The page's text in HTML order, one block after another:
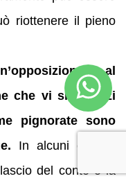
riottenere il pieno
al
che vi siano vizi
pignorate sono
In alcuni casi, il
del conto o la